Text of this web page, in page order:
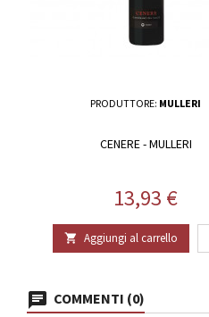
PRODUTTORE: MULLERI
CENERE - MULLERI
Prezzo
13,93 €
 Aggiungi al carrello
COMMENTI (0)